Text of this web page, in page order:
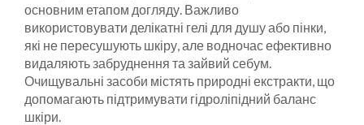
основним етапом догляду. Важливо
використовувати делікатні гелі для душу або пінки,
які не пересушують шкіру, але водночас ефективно
видаляють забруднення та зайвий себум.
Очищувальні засоби містять природні екстракти, що
допомагають підтримувати гідроліпідний баланс
шкіри.